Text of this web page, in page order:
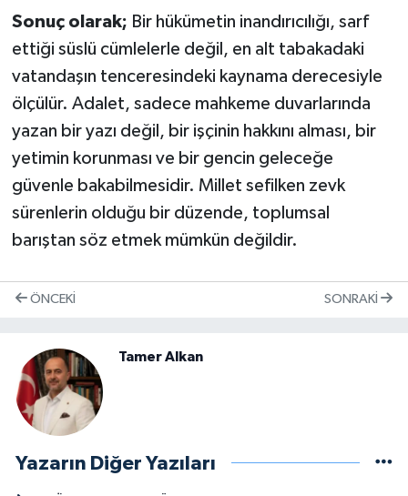
​Sonuç olarak; Bir hükümetin inandırıcılığı, sarf
ettiği süslü cümlelerle değil, en alt tabakadaki
vatandaşın tenceresindeki kaynama derecesiyle
ölçülür. Adalet, sadece mahkeme duvarlarında
yazan bir yazı değil, bir işçinin hakkını alması, bir
yetimin korunması ve bir gencin geleceğe
güvenle bakabilmesidir. Millet sefilken zevk
sürenlerin olduğu bir düzende, toplumsal
barıştan söz etmek mümkün değildir.
ÖNCEKI SONRAKI
Tamer Alkan
Yazarın Diğer Yazıları